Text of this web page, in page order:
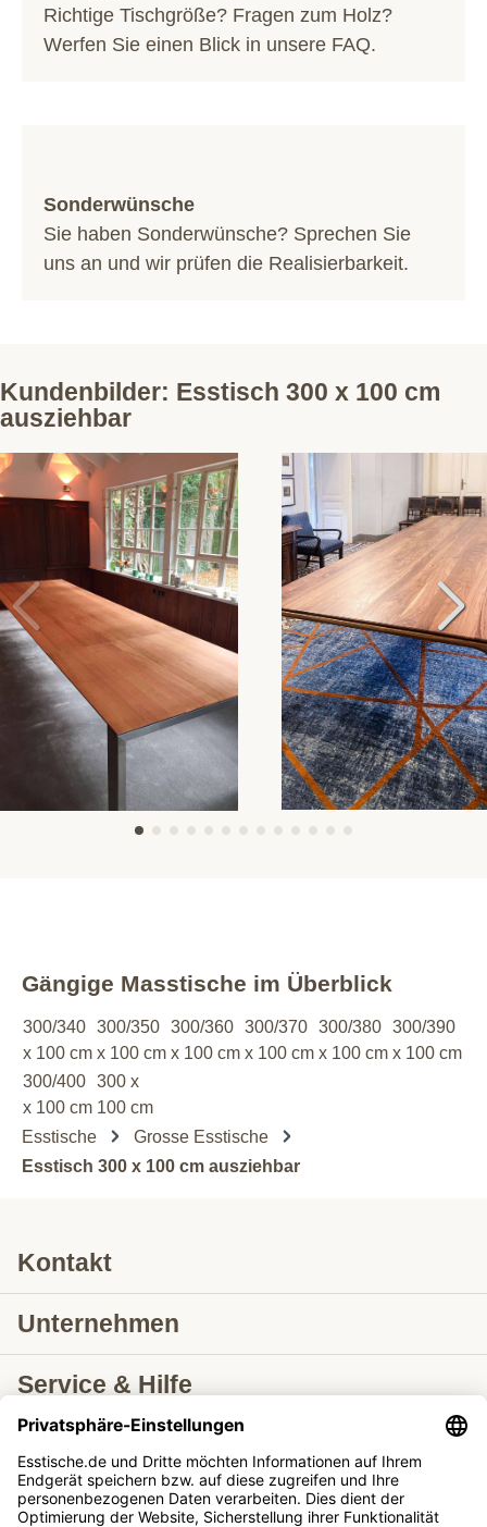
Richtige Tischgröße? Fragen zum Holz?
Werfen Sie einen Blick in unsere FAQ.
Sonderwünsche
Sie haben Sonderwünsche? Sprechen Sie
uns an und wir prüfen die Realisierbarkeit.
Kundenbilder: Esstisch 300 x 100 cm
ausziehbar
Gängige Masstische im Überblick
300/340
x 100 cm
300/350
x 100 cm
300/360
x 100 cm
300/370
x 100 cm
300/380
x 100 cm
300/390
x 100 cm
300/400
x 100 cm
300 x
100 cm
Esstische
Grosse Esstische
Esstisch 300 x 100 cm ausziehbar
Kontakt
Unternehmen
Service & Hilfe
Lieferung nach
Tische ausziehbar